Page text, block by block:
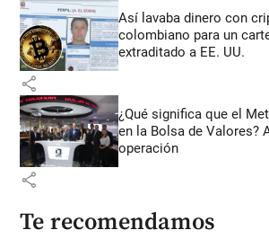
Así lavaba dinero con
colombiano para un
extraditado a EE. UU.
share
¿Qué significa que el
en la Bolsa de Valores?
operación
share
Te recomendamos